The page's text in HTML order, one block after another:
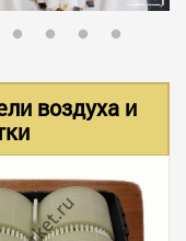
воздуха и